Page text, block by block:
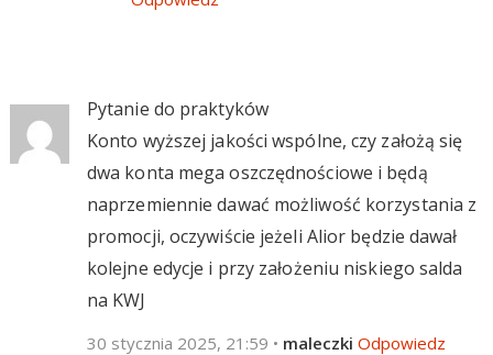
Pytanie do praktyków
Konto wyższej jakości wspólne, czy założą się
dwa konta mega oszczędnościowe i będą
naprzemiennie dawać możliwość korzystania z
promocji, oczywiście jeżeli Alior będzie dawał
kolejne edycje i przy założeniu niskiego salda
na KWJ
30 stycznia 2025, 21:59 • maleczki Odpowiedz